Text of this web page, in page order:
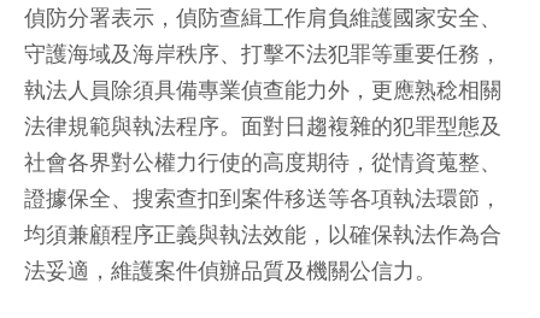
偵防分署表示，偵防查緝工作肩負維護國家安全、
守護海域及海岸秩序、打擊不法犯罪等重要任務，
執法人員除須具備專業偵查能力外，更應熟稔相關
法律規範與執法程序。面對日趨複雜的犯罪型態及
社會各界對公權力行使的高度期待，從情資蒐整、
證據保全、搜索查扣到案件移送等各項執法環節，
均須兼顧程序正義與執法效能，以確保執法作為合
法妥適，維護案件偵辦品質及機關公信力。